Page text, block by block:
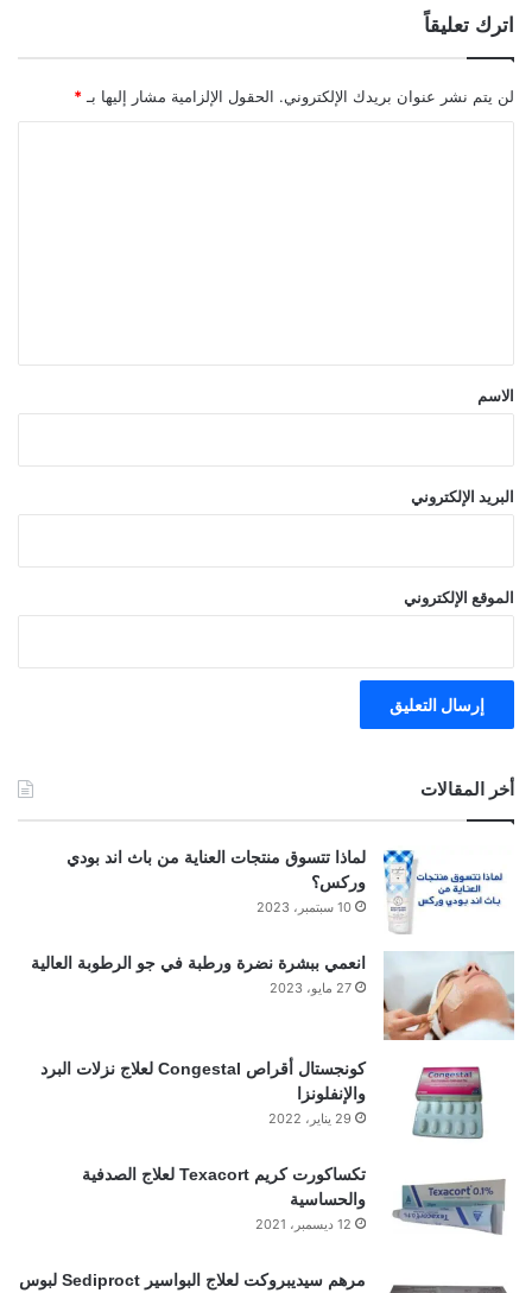
اترك تعليقاً
لن يتم نشر عنوان بريدك الإلكتروني. الحقول الإلزامية مشار إليها بـ *
*
الاسم
البريد الإلكتروني
الموقع الإلكتروني
أخر المقالات
لماذا تتسوق منتجات العناية من باث اند بودي
وركس؟
10 سبتمبر، 2023
انعمي ببشرة نضرة ورطبة في جو الرطوبة العالية
27 مايو، 2023
كونجستال أقراص Congestal لعلاج نزلات البرد
والإنفلونزا
29 يناير، 2022
تكساكورت كريم Texacort لعلاج الصدفية
والحساسية
12 ديسمبر، 2021
مرهم سيديبروكت لعلاج البواسير Sediproct لبوس